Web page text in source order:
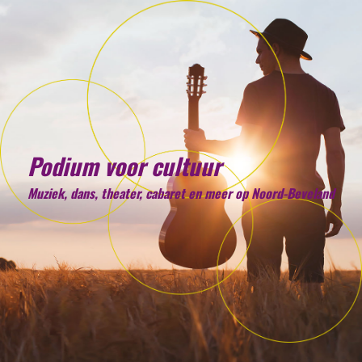
Podium voor cultuur
Muziek, dans, theater, cabaret en meer op Noord-Beveland